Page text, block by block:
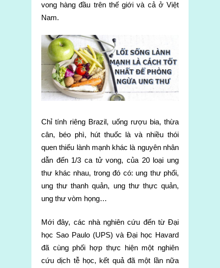
vong hàng đầu trên thế giới và cả ở Việt
Nam.
Chỉ tính riêng Brazil, uống rượu bia, thừa
cân, béo phì, hút thuốc là và nhiều thói
quen thiếu lành mạnh khác là nguyên nhân
dẫn đến 1/3 ca tử vong, của 20 loại ung
thư khác nhau, trong đó có: ung thư phổi,
ung thư thanh quản, ung thư thực quản,
ung thư vòm họng…
Mới đây, các nhà nghiên cứu đến từ Đại
học Sao Paulo (UPS) và Đại học Havard
đã cùng phối hợp thực hiện một nghiên
cứu dịch tễ học, kết quả đã một lần nữa